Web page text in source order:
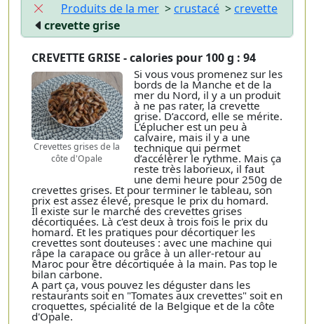
Produits de la mer > crustacé > crevette
crevette grise
CREVETTE GRISE - calories pour 100 g : 94
Crevettes grises de la
côte d'Opale
Si vous vous promenez sur les
bords de la Manche et de la
mer du Nord, il y a un produit
à ne pas rater, la crevette
grise. D’accord, elle se mérite.
L'éplucher est un peu à
calvaire, mais il y a une
technique qui permet
d’accélérer le rythme. Mais ça
reste très laborieux, il faut
une demi heure pour 250g de
crevettes grises. Et pour terminer le tableau, son
prix est assez élevé, presque le prix du homard.
Il existe sur le marché des crevettes grises
décortiquées. Là c'est deux à trois fois le prix du
homard. Et les pratiques pour décortiquer les
crevettes sont douteuses : avec une machine qui
râpe la carapace ou grâce à un aller-retour au
Maroc pour être décortiquée à la main. Pas top le
bilan carbone.
A part ça, vous pouvez les déguster dans les
restaurants soit en "Tomates aux crevettes" soit en
croquettes, spécialité de la Belgique et de la côte
d'Opale.